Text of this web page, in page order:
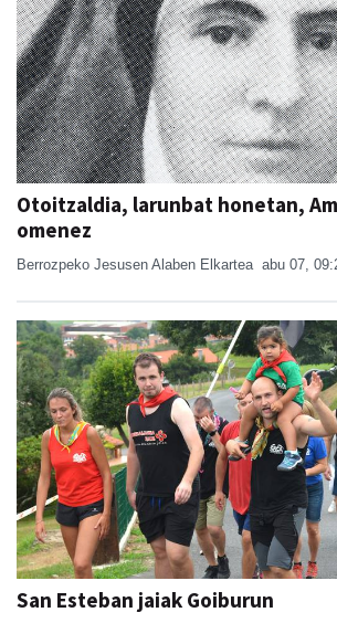
Otoitzaldia, larunbat honetan,
omenez
Berrozpeko Jesusen Alaben Elkartea abu 07,
San Esteban jaiak Goiburun